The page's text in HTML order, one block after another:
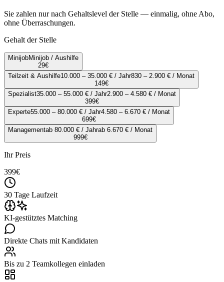
Sie zahlen nur nach Gehaltslevel der Stelle — einmalig, ohne Abo,
ohne Überraschungen.
Gehalt der Stelle
MinijobMinijob / Aushilfe
29€
Teilzeit & Aushilfe10.000 – 35.000 € / Jahr830 – 2.900 € / Monat
149€
Spezialist35.000 – 55.000 € / Jahr2.900 – 4.580 € / Monat
399€
Experte55.000 – 80.000 € / Jahr4.580 – 6.670 € / Monat
699€
Managementab 80.000 € / Jahrab 6.670 € / Monat
999€
Ihr Preis
399€
30 Tage Laufzeit
KI-gestütztes Matching
Direkte Chats mit Kandidaten
Bis zu 2 Teamkollegen einladen